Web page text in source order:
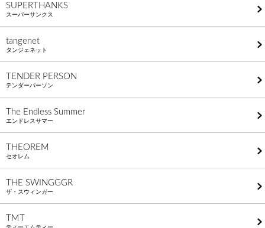
SUPERTHANKS
スーパーサンクス
tangenet
タンジェネット
TENDER PERSON
テンダーパーソン
The Endless Summer
エンドレスサマー
THEOREM
セオレム
THE SWINGGGR
ザ・スウィンガー
TMT